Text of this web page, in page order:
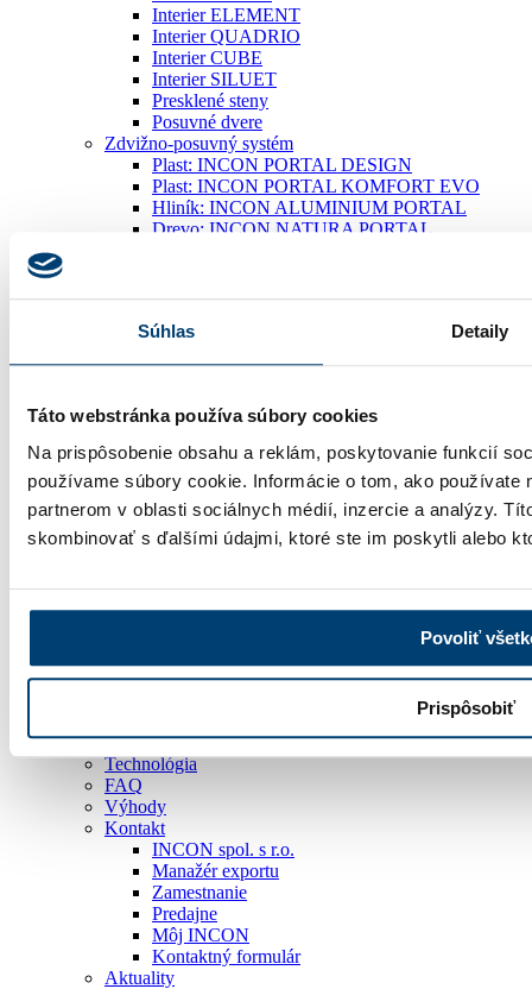
Súhlas Detaily
Táto webstránka používa súbory cookies
Na prispôsobenie obsahu a reklám, poskytovanie funkcií
používame súbory cookie. Informácie o tom, ako používate
partnerom v oblasti sociálnych médií, inzercie a analýzy.
skombinovať s ďalšími údajmi, ktoré ste im poskytli alebo
Povoliť
Prispôsobiť
Interier ELEMENT
Interier QUADRIO
Interier CUBE
Interier SILUET
Presklené steny
Posuvné dvere
Zdvižno-posuvný systém
Plast: INCON PORTAL DESIGN
Plast: INCON PORTAL KOMFORT EVO
Hliník: INCON ALUMINIUM PORTAL
Drevo: INCON NATURA PORTAL
Vonkajšie parapety
Rolety
Rolety
Sieťky proti hmyzu
Sieťky
Kovanie
Kovanie
Sklá
Služby
Poradenstvo
Servis
História
Technológia
FAQ
Výhody
Kontakt
INCON spol. s r.o.
Manažér exportu
Zamestnanie
Predajne
Môj INCON
Kontaktný formulár
Aktuality